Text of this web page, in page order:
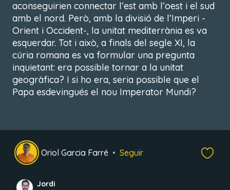
aconseguirien connectar l’est amb l’oest i el sud
amb el nord. Però, amb la divisió de l’Imperi -
Orient i Occident-, la unitat mediterrània es va
esquerdar. Tot i això, a finals del segle XI, la
cúria romana es va formular una pregunta
inquietant: era possible tornar a la unitat
geogràfica? I si ho era, seria possible que el
Papa esdevingués el nou Imperator Mundi?
Oriol Garcia Farré Seguir
Jordi